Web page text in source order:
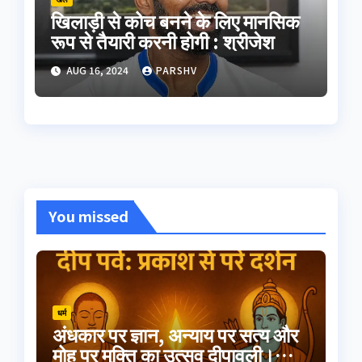
खिलाड़ी से कोच बनने के लिए मानसिक
रूप से तैयारी करनी होगी : श्रीजेश
AUG 16, 2024 PARSHV
You missed
धर्म
अंधकार पर ज्ञान, अन्याय पर सत्य और
मोह पर मुक्ति का उत्सव दीपावली।